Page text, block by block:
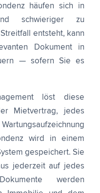
häufen sich in
schwieriger zu
entsteht, kann
Dokument in
— sofern Sie es
löst diese
Mietvertrag, jedes
wird in einem
gespeichert. Sie
jederzeit auf jedes
werden